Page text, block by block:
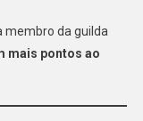
membro da guilda
mais pontos ao